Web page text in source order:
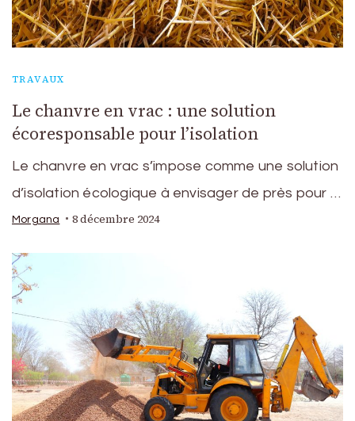
TRAVAUX
Le chanvre en vrac : une solution
écoresponsable pour l’isolation
Le chanvre en vrac s’impose comme une solution
d’isolation écologique à envisager de près pour …
Morgana 8 décembre 2024